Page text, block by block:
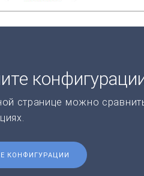
странице можно
КОНФИГУРАЦИИ